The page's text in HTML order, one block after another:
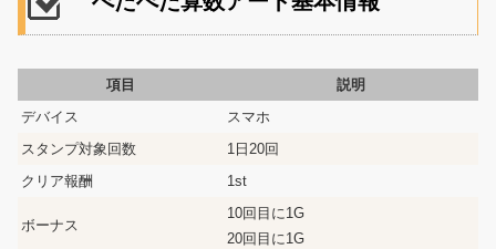
項目
説明
デバイス
スマホ
スタンプ対象回数
1日20回
クリア報酬
1st
ボーナス
10回目に1G
20回目に1G